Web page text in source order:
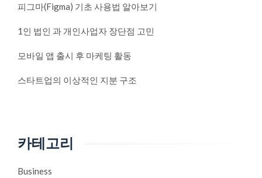
피그마(Figma) 기초 사용법 알아보기
1인 법인 과 개인사업자 장단점 고민
모바일 앱 출시 후 마케팅 활동
스타트업의 이상적인 지분 구조
카테고리
Business